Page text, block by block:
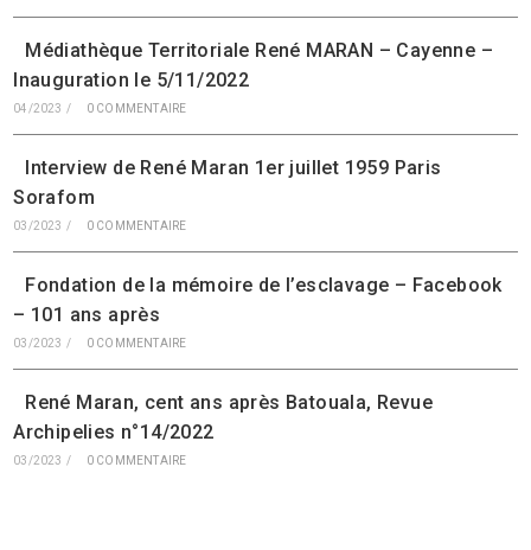
Médiathèque Territoriale René MARAN – Cayenne –
Inauguration le 5/11/2022
04/2023 / 0 COMMENTAIRE
Interview de René Maran 1er juillet 1959 Paris
Sorafom
03/2023 / 0 COMMENTAIRE
Fondation de la mémoire de l’esclavage – Facebook
– 101 ans après
03/2023 / 0 COMMENTAIRE
René Maran, cent ans après Batouala, Revue
Archipelies n°14/2022
03/2023 / 0 COMMENTAIRE